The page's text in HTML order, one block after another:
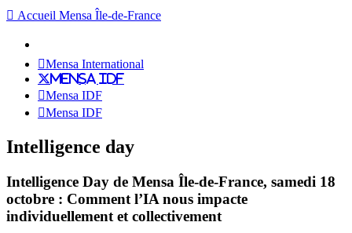
Accueil Mensa Île-de-France
Mensa International
Mensa IDF
Mensa IDF
Mensa IDF
Intelligence day
Intelligence Day de Mensa Île-de-France, samedi 18
octobre : Comment l’IA nous impacte
individuellement et collectivement